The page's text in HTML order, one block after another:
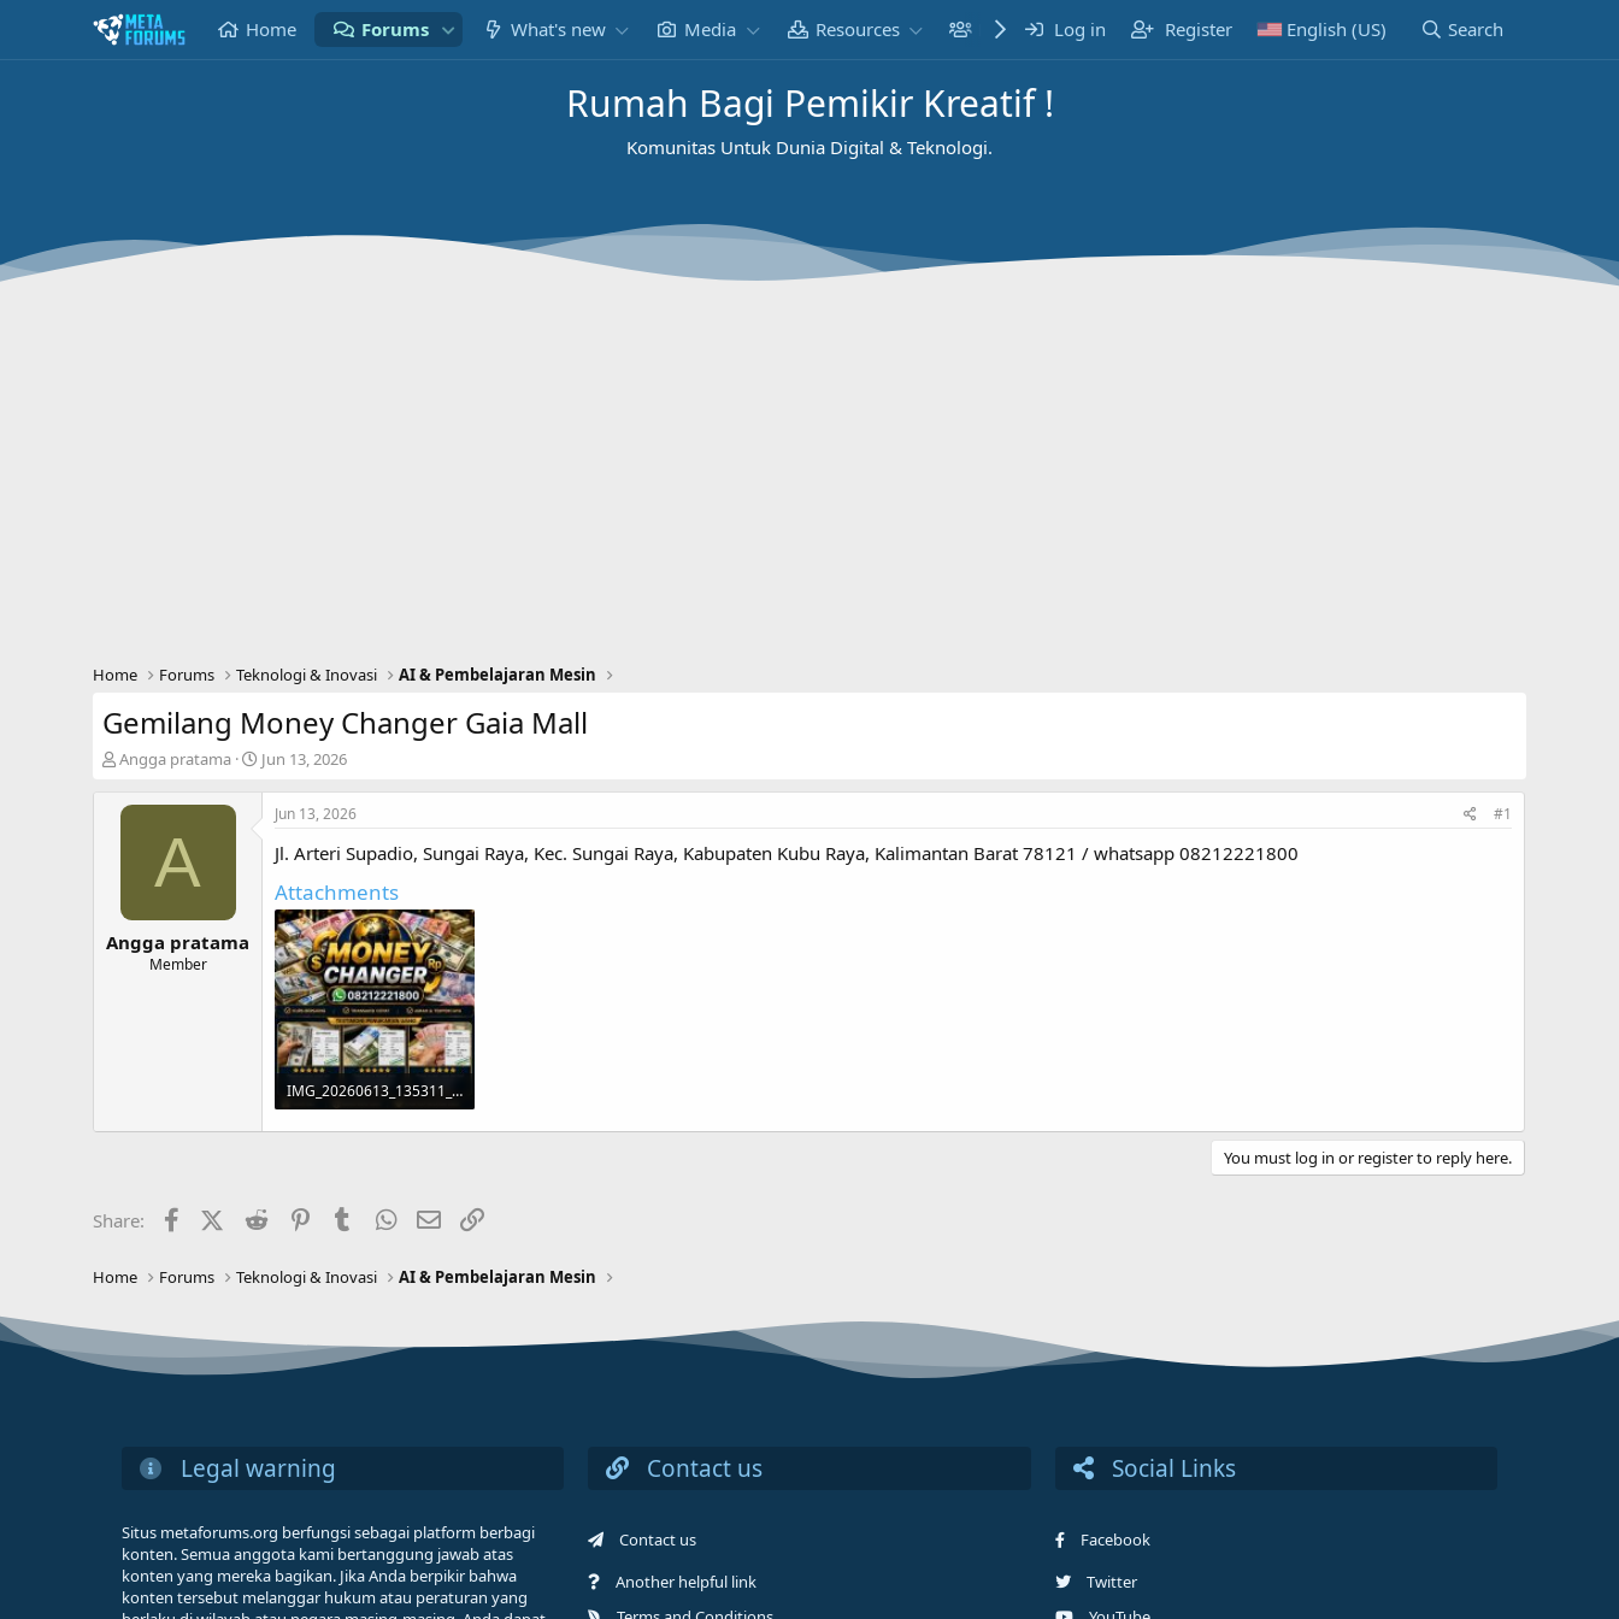
Home Forums What's new Media Resources MembersLog in Register English (US) Search
Rumah Bagi Pemikir Kreatif !
Komunitas Untuk Dunia Digital & Teknologi.
Home Forums Teknologi & Inovasi AI & Pembelajaran Mesin
Gemilang Money Changer Gaia Mall
T
e
t
r
Angga pratama
S
r
t
Jun 13, 2026
A
Angga pratama
Member
Jun 13, 2026 #1
Jl. Arteri Supadio, Sungai Raya, Kec. Sungai Raya, Kabupaten Kubu Raya, Kalimantan Barat 78121 / whatsapp 08212221800
Attachments
IMG_20260613_135311_004.jpg
166.1 KB · Views: 3
You must log in or register to reply here.
Share: FacebookX (Twitter)
Reddit PinterestTumblr WhatsApp
Email
Home Forums Teknologi & Inovasi AI & Pembelajaran Mesin
Legal warning
Situs metaforums.org berfungsi sebagai platform berbagi
konten. Semua anggota kami bertanggung jawab atas
konten yang mereka bagikan. Jika Anda berpikir bahwa
konten tersebut melanggar hukum atau peraturan yang
Contact us
Contact us
Another helpful link
Social Links
Facebook
Twitter